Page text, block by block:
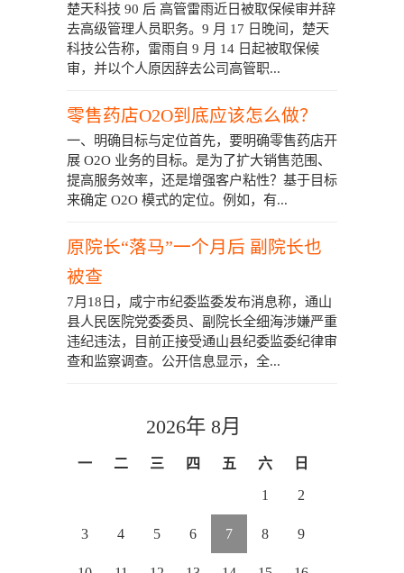
楚天科技 90 后 高管雷雨近日被取保候审并辞
去高级管理人员职务。9 月 17 日晚间，楚天
科技公告称，雷雨自 9 月 14 日起被取保候
审，并以个人原因辞去公司高管职...
零售药店O2O到底应该怎么做？
一、明确目标与定位首先，要明确零售药店开
展 O2O 业务的目标。是为了扩大销售范围、
提高服务效率，还是增强客户粘性？基于目标
来确定 O2O 模式的定位。例如，有...
原院长“落马”一个月后 副院长也
被查
7月18日，咸宁市纪委监委发布消息称，通山
县人民医院党委委员、副院长全细海涉嫌严重
违纪违法，目前正接受通山县纪委监委纪律审
查和监察调查。公开信息显示，全...
2026年 8月
一 二 三 四 五 六 日
1 2
3 4 5 6 7 8 9